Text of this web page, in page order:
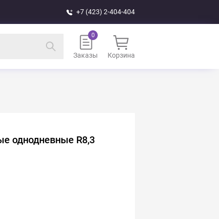
+7 (423) 2-404-404
Заказы Корзина
однодневные R8,3